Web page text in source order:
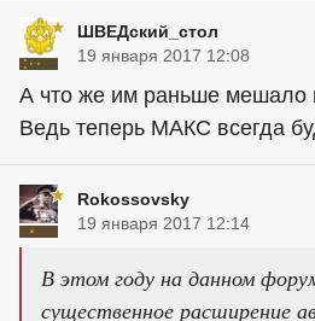
ШВЕДский_стол
19 января 2017 12:08
А что же им раньше мешало
Ведь теперь МАКС всегда
Rokossovsky
19 января 2017 12:14
В этом году на данном
существенное расширение